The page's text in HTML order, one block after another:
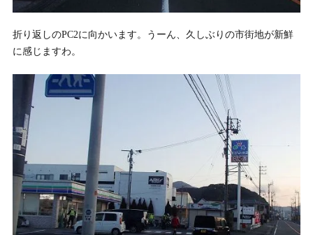
折り返しのPC2に向かいます。うーん、久しぶりの市街地が新鮮
に感じますわ。